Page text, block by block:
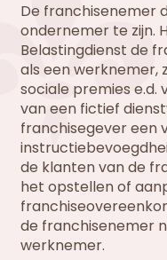
De franchisenemer
ondernemer te zijn.
Belastingdienst de
als een werknemer,
sociale premies e.d.
van een fictief
franchisegever een
de klanten van de
het opstellen of
de franchisenemer
werknemer.